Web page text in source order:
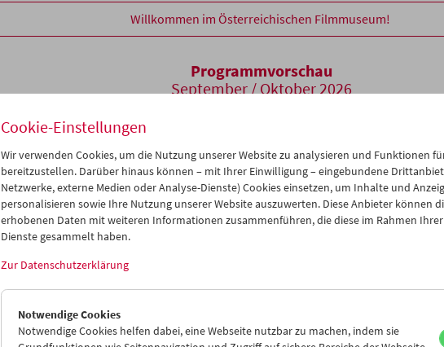
Willkommen im Österreichischen Filmmuseum!
Programmvorschau
September / Oktober 2026
Cookie-Einstellungen
Wir verwenden Cookies, um die Nutzung unserer Website zu analysieren und Funktionen
bereitzustellen. Darüber hinaus können – mit Ihrer Einwilligung – eingebundene
Netzwerke, externe Medien oder Analyse-Dienste) Cookies einsetzen, um Inhalte und
personalisieren sowie Ihre Nutzung unserer Website auszuwerten. Diese Anbieter können
erhobenen Daten mit weiteren Informationen zusammenführen, die diese im Rahmen
Dienste gesammelt haben.
Zur Datenschutzerklärung
Notwendige Cookies
Notwendige Cookies helfen dabei, eine Webseite nutzbar zu machen, indem sie